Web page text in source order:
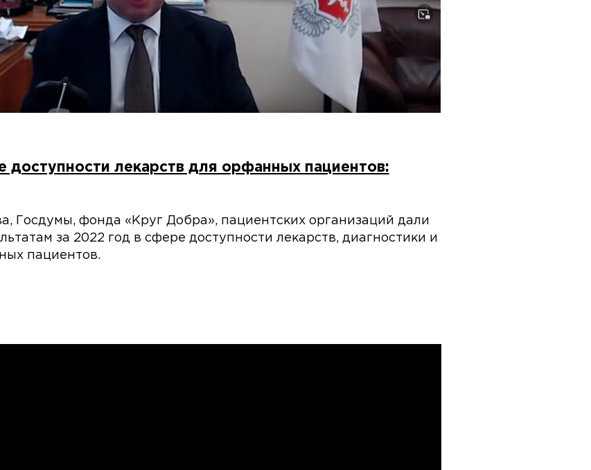
доступности лекарств для орфанных пациентов:
Госдумы, фонда «Круг Добра», пациентских организаций дали
за 2022 год в сфере доступности лекарств, диагностики и
пациентов.